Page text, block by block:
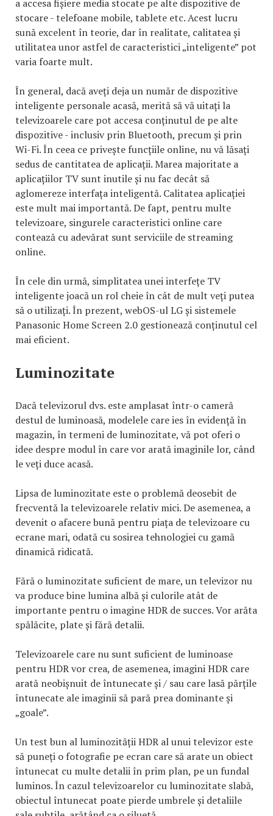
a accesa fișiere media stocate pe alte dispozitive de
stocare - telefoane mobile, tablete etc. Acest lucru
sună excelent în teorie, dar în realitate, calitatea și
utilitatea unor astfel de caracteristici „inteligente” pot
varia foarte mult.
În general, dacă aveți deja un număr de dispozitive
inteligente personale acasă, merită să vă uitați la
televizoarele care pot accesa conținutul de pe alte
dispozitive - inclusiv prin Bluetooth, precum și prin
Wi-Fi. În ceea ce privește funcțiile online, nu vă lăsați
sedus de cantitatea de aplicații. Marea majoritate a
aplicațiilor TV sunt inutile și nu fac decât să
aglomereze interfața inteligentă. Calitatea aplicației
este mult mai importantă. De fapt, pentru multe
televizoare, singurele caracteristici online care
contează cu adevărat sunt serviciile de streaming
online.
În cele din urmă, simplitatea unei interfețe TV
inteligente joacă un rol cheie în cât de mult veți putea
să o utilizați. În prezent, webOS-ul LG și sistemele
Panasonic Home Screen 2.0 gestionează conținutul cel
mai eficient.
Luminozitate
Dacă televizorul dvs. este amplasat într-o cameră
destul de luminoasă, modelele care ies în evidență în
magazin, în termeni de luminozitate, vă pot oferi o
idee despre modul în care vor arată imaginile lor, când
le veți duce acasă.
Lipsa de luminozitate este o problemă deosebit de
frecventă la televizoarele relativ mici. De asemenea, a
devenit o afacere bună pentru piața de televizoare cu
ecrane mari, odată cu sosirea tehnologiei cu gamă
dinamică ridicată.
Fără o luminozitate suficient de mare, un televizor nu
va produce bine lumina albă și culorile atât de
importante pentru o imagine HDR de succes. Vor arăta
spălăcite, plate și fără detalii.
Televizoarele care nu sunt suficient de luminoase
pentru HDR vor crea, de asemenea, imagini HDR care
arată neobișnuit de întunecate și / sau care lasă părțile
întunecate ale imaginii să pară prea dominante și
„goale”.
Un test bun al luminozității HDR al unui televizor este
să puneți o fotografie pe ecran care să arate un obiect
întunecat cu multe detalii în prim plan, pe un fundal
luminos. În cazul televizoarelor cu luminozitate slabă,
obiectul întunecat poate pierde umbrele și detaliile